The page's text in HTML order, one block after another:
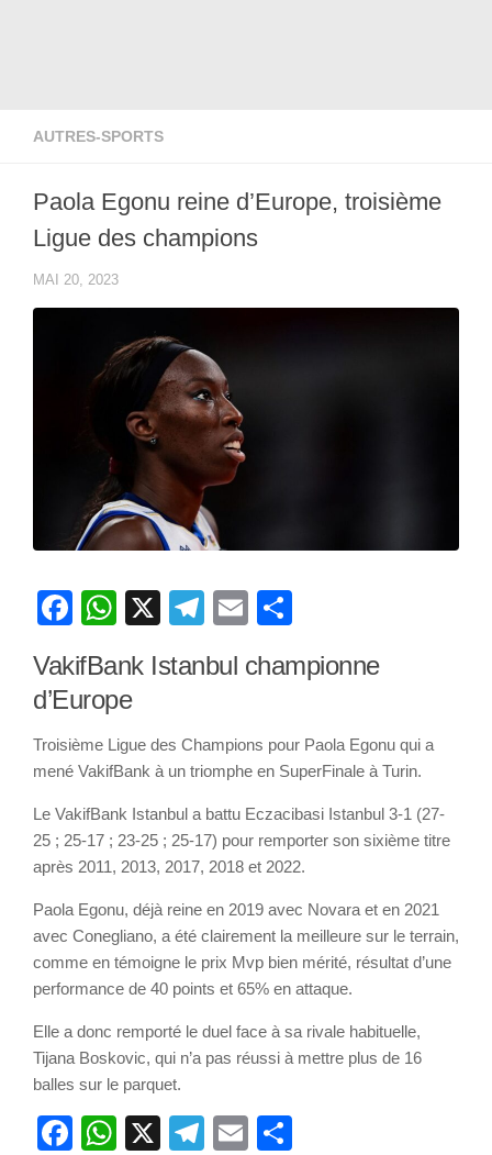
AUTRES-SPORTS
Paola Egonu reine d’Europe, troisième
Ligue des champions
MAI 20, 2023
Facebook
WhatsApp
X Telegram
Email
VakifBank Istanbul championne
d’Europe
Troisième Ligue des Champions pour Paola Egonu qui a
mené VakifBank à un triomphe en SuperFinale à Turin.
Le VakifBank Istanbul a battu Eczacibasi Istanbul 3-1 (27-
25 ; 25-17 ; 23-25 ; 25-17) pour remporter son sixième titre
après 2011, 2013, 2017, 2018 et 2022.
Paola Egonu, déjà reine en 2019 avec Novara et en 2021
avec Conegliano, a été clairement la meilleure sur le terrain,
comme en témoigne le prix Mvp bien mérité, résultat d’une
performance de 40 points et 65% en attaque.
Elle a donc remporté le duel face à sa rivale habituelle,
Tijana Boskovic, qui n’a pas réussi à mettre plus de 16
balles sur le parquet.
Facebook
WhatsApp
X Telegram
Email